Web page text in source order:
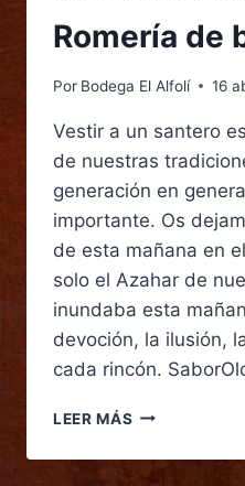
Romería de
Por Bodega El Alfolí 16
Vestir a un santero
de nuestras
generación en
importante. Os
de esta mañana en
solo el Azahar de
inundaba esta
devoción, la ilusión,
cada rincón.
LEER MÁS